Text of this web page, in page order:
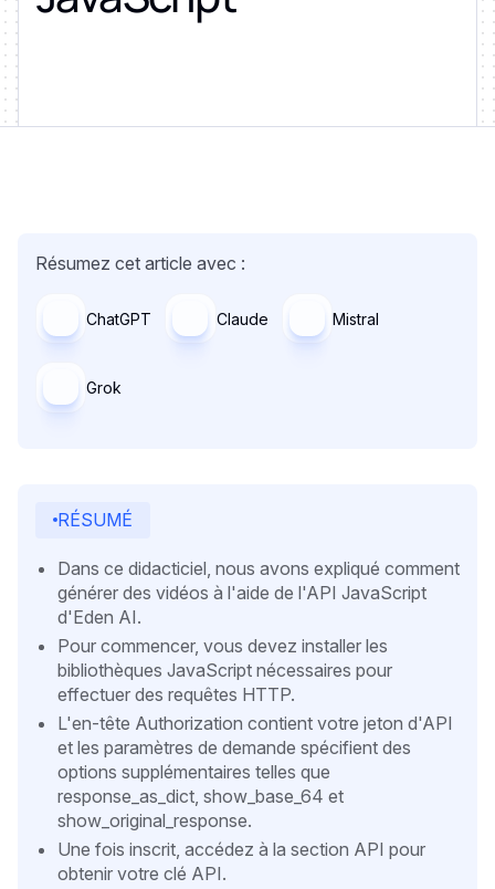
Résumez cet article avec :
ChatGPT Claude Mistral
Grok
RÉSUMÉ
Dans ce didacticiel, nous avons expliqué comment
générer des vidéos à l'aide de l'API JavaScript
d'Eden AI.
Pour commencer, vous devez installer les
bibliothèques JavaScript nécessaires pour
effectuer des requêtes HTTP.
L'en-tête Authorization contient votre jeton d'API
et les paramètres de demande spécifient des
options supplémentaires telles que
response_as_dict, show_base_64 et
show_original_response.
Une fois inscrit, accédez à la section API pour
obtenir votre clé API.